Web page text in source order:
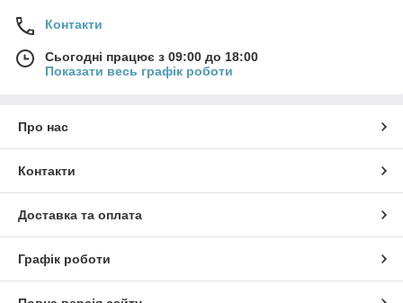
Контакти
Сьогодні працює з 09:00 до 18:00
Показати весь графік роботи
Про нас
Контакти
Доставка та оплата
Графік роботи